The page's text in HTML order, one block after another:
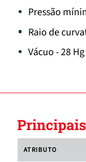
Pressão
Raio de
Vácuo - 28 Hg
ATRIBUTO